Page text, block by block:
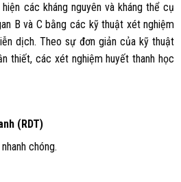
các kháng nguyên và kháng thể cụ
B và C bằng các kỹ thuật xét nghiệm
dịch. Theo sự đơn giản của kỹ thuật
thiết, các xét nghiệm huyết thanh học
(RDT)
chóng.